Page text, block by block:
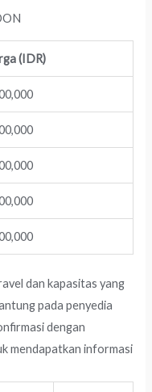
(IDR)
dan kapasitas yang
pada penyedia
dengan
mendapatkan informasi